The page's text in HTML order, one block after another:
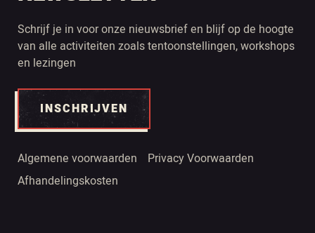
Schrijf je in voor onze nieuwsbrief en blijf op de hoogte
van alle activiteiten zoals tentoonstellingen, workshops
en lezingen
INSCHRIJVEN
Algemene voorwaarden
Privacy Voorwaarden
Afhandelingskosten